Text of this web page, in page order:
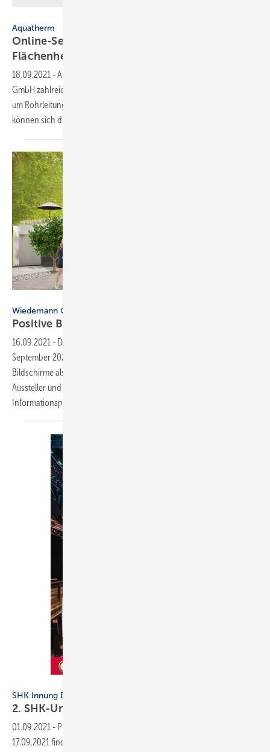
Aquatherm
Online-Seminarprogramm: Schwerpunkt
Flächenheizung und
18.09.2021 -Auch im zweiten Halbjahr 2021 bietet die aquatherm
GmbH zahlreiche Online-Seminare zu verschiedenen Themen rund
um Rohrleitungssysteme aus Kunststoff an. Auf 27 Veranstaltungen
können sich die Teilnehmer freuen.
Wiedemann Gruppe
Positive Bilanz zur VIEW
16.09.2021 - Die erste hybride Veranstaltung VIEW 2021 am 09.
September 2021 lockte zahlreiche Besucher sowohl digital vor die
Bildschirme als auch vor Ort an die Messestände verschiedener
Aussteller und bot ein vielfältiges Unterhaltungs- und
Informationsprogramm.
SHK Innung Berlin
2. SHK-Unternehmertag
01.09.2021 - Prozessoptimierung für das Unternehmen – Am
17.09.2021 findet der 2. SHK-Unternehmertag in Berlin statt. Im Kern